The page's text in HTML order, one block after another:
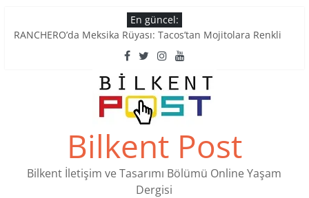
to
En güncel:
RANCHERO’da Meksika Rüyası: Tacos’tan Mojitolara Renkli
Ankara’nın Ruhunu Notalarda Yaşatan 4 Müzik Durağı
Pullardaki tarih: PTT Pul Müzesi
Stamp Collectors Unite: Places to Find Stamps in Ankara
Tatlı Konuşalım: Ankara’nın 4 Köklü Pastanesi
Bilkent Post
Bilkent İletişim ve Tasarımı Bölümü Online Yaşam
Dergisi